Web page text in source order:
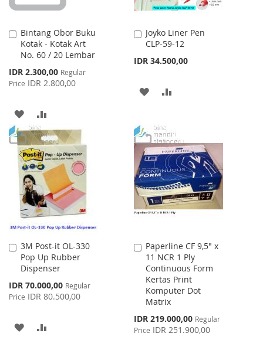
Bintang Obor Buku
Kotak - Kotak Art
No. 60 / 20 Lembar
Special
Price
IDR 2.300,00 Regular
Price IDR 2.800,00
Add
to
Cart
ADD
TO
WISH
LIST
TO
COMPARE
Joyko Liner Pen
CLP-59-12
IDR 34.500,00
Add
to
ADD
WISH
LIST
COMPARE
3M Post-it OL-330
Pop Up Rubber
Dispenser
Special
Price
IDR 70.000,00 Regular
Price IDR 80.500,00
Add
to
Cart
ADD
Paperline CF 9,5" x
11 NCR 1 Ply
Continuous Form
Kertas Print
Komputer Dot
Matrix
Special
Price
IDR 219.000,00 Regular
Price IDR 251.900,00
Add
to
Cart